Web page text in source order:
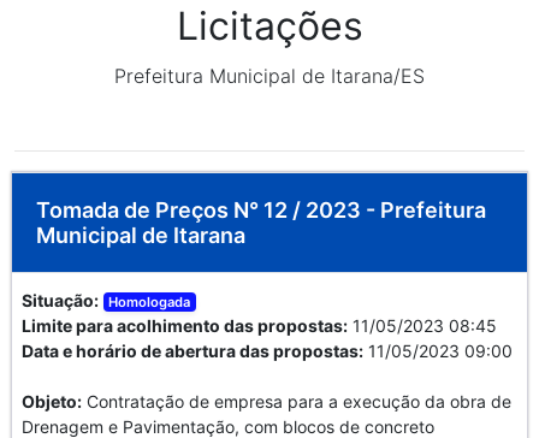
Licitações
Prefeitura Municipal de Itarana/ES
Tomada de Preços N° 12 / 2023 - Prefeitura
Municipal de Itarana
Situação: Homologada
Limite para acolhimento das propostas: 11/05/2023 08:45
Data e horário de abertura das propostas: 11/05/2023 09:00
Objeto: Contratação de empresa para a execução da obra de
Drenagem e Pavimentação, com blocos de concreto